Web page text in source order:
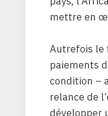
mettre en
Autrefois le
paiements
condition –
relance de
développer